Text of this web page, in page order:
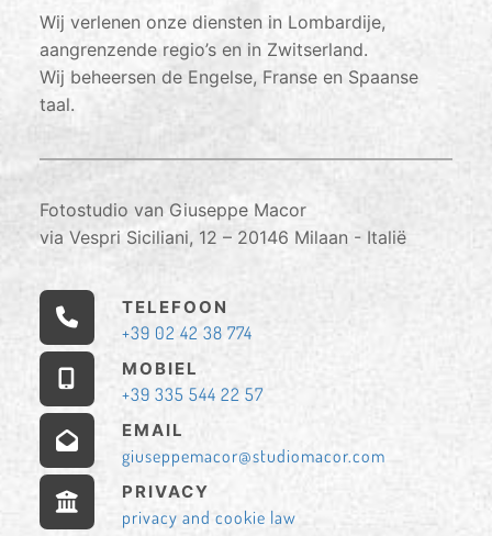
Wij verlenen onze diensten in Lombardije,
aangrenzende regio’s en in Zwitserland.
Wij beheersen de Engelse, Franse en Spaanse
taal.
Fotostudio van Giuseppe Macor
via Vespri Siciliani, 12 – 20146 Milaan - Italië
TELEFOON
+39 02 42 38 774
MOBIEL
+39 335 544 22 57
EMAIL
giuseppemacor@studiomacor.com
PRIVACY
privacy and cookie law